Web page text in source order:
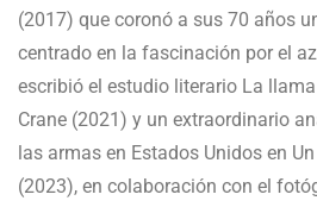
(2017) que coronó a sus 70 años
centrado en la fascinación por el
escribió el estudio literario La
Crane (2021) y un extraordinario
las armas en Estados Unidos en
(2023), en colaboración con el